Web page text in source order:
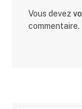
Vous devez
commentaire.